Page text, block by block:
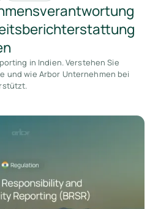
in Indien. Verstehen Sie
und wie Arbor Unternehmen bei